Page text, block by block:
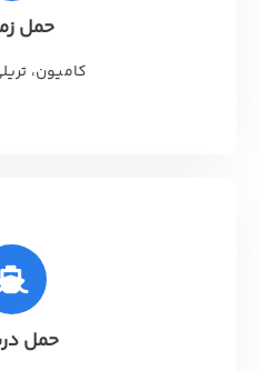
حمل
کامیون،
حمل